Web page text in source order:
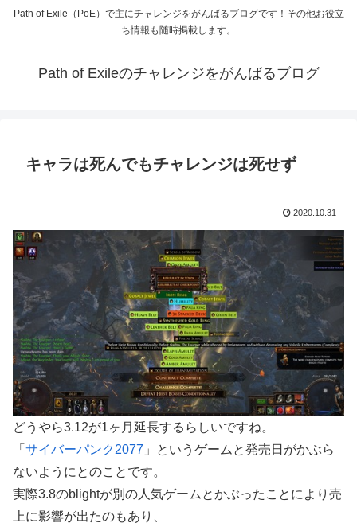
Path of Exile（PoE）で主にチャレンジをがんばるブログです！その他お役立
ち情報も随時掲載します。
Path of Exileのチャレンジをがんばるブログ
キャラは死んでもチャレンジは死せず
2020.10.31
どうやら3.12が1ヶ月延長するらしいですね。
「 サイバーパンク2077 」というゲームと発売日がかぶら
ないようにとのことです。
実際3.8のblightが別の人気ゲームとかぶったことにより売
上に影響が出たのもあり、